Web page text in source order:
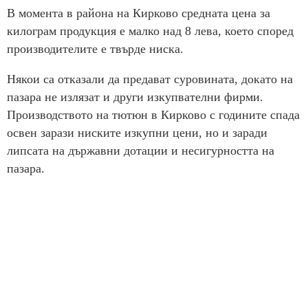
В момента в района на Кирково средната цена за
килограм продукция е малко над 8 лева, което според
производителите е твърде ниска.
Някои са отказали да предават суровината, докато на
пазара не излязат и други изкупвателни фирми.
Производството на тютюн в Кирково с годините спада
освен зарази ниските изкупни цени, но и заради
липсата на държавни дотации и несигурността на
пазара.